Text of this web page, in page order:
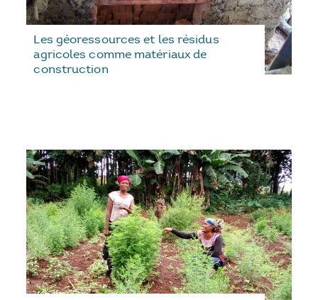
Les géoressources et les résidus
agricoles comme matériaux de
construction